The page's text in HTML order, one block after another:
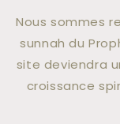
Nous sommes
sunnah du
site deviendra
croissance